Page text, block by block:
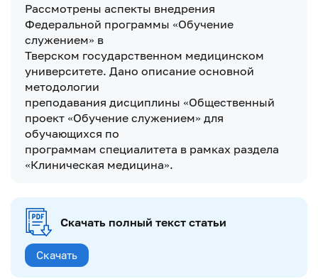
Рассмотрены аспекты внедрения
Федеральной программы «Обучение
служением» в
Тверском государственном медицинском
университете. Дано описание основной
методологии
преподавания дисциплины «Общественный
проект «Обучение служением» для
обучающихся по
программам специалитета в рамках раздела
«Клиническая медицина».
Скачать полный текст статьи
Скачать